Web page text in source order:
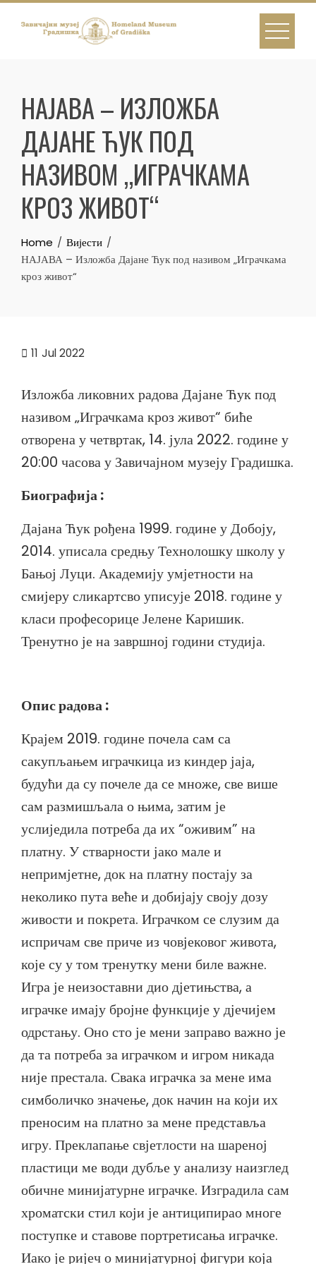
Skip
НАЈАВА – ИЗЛОЖБА
ДАЈАНЕ ЋУК ПОД
НАЗИВОМ „ИГРАЧКАМА
КРОЗ ЖИВОТ“
Home
Вијести
НАЈАВА – Изложба Дајане Ћук под називом „Играчкама
кроз живот“
11 Jul 2022
Изложба ликовних радова Дајане Ћук под
називом „Играчкама кроз живот“ биће
отворена у четвртак, 14. јула 2022. године у
20:00 часова у Завичајном музеју Градишка.
Биографија :
Дајана Ћук рођена 1999. године у Добоју,
2014. уписала средњу Технолошку школу у
Бањој Луци. Академију умјетности на
смијеру сликартсво уписује 2018. године у
класи професорице Јелене Каришик.
Тренутно је на завршној години студија.
Опис радова :
Крајем 2019. године почела сам са
сакупљањем играчкица из киндер јаја,
будући да су почеле да се множе, све више
сам размишљала о њима, затим је
услиједила потреба да их “оживим” на
платну. У стварности јако мале и
непримјетне, док на платну постају за
неколико пута веће и добијају своју дозу
живости и покрета. Играчком се слузим да
испричам све приче из човјековог живота,
које су у том тренутку мени биле важне.
Игра је неизоставни дио дјетињства, а
играчке имају бројне функције у дјечијем
одрстању. Оно сто је мени заправо важно је
да та потреба за играчком и игром никада
није престала. Свака играчка за мене има
симболичко значење, док начин на који их
преносим на платно за мене представља
игру. Преклапање свјетлости на шареној
пластици ме води дубље у анализу наизглед
обичне минијатурне играчке. Изградила сам
хроматски стил који је антиципирао многе
поступке и ставове портретисања играчке.
Иако је ријеч о минијатурној фигури која